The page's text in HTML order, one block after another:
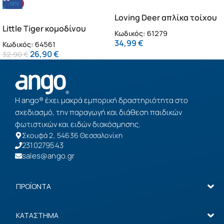
-18%
Little Tiger κομοδίνου
παιδικό φωτιστικό (64561)
Κωδικός: 64561
32,90€26,90€
Loving Deer απλίκα τοίχου
διπλού τοιχώματος
(61279)
Κωδικός: 61279
34,99€
Η ango® έχει μακρά εμπορική δραστηριότητα στο
σχεδιασμό, την παραγωγή και διάθεση παιδικών
φωτιστικών και ειδών διακόσμησης.
Σκουφά 2, 54636 Θεσσαλονίκη
2310279543
sales@ango.gr
ΠΡΟΪΟΝΤΑ
ΚΑΤΑΣΤΗΜΑ